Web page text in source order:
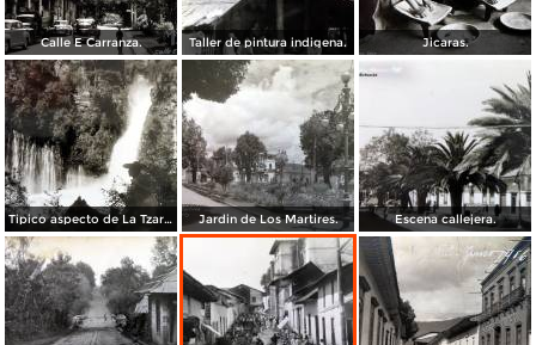
Calle E Carranza. Taller de pintura indigena. Jicaras.
Tipico aspecto de La Tzaracua. Jardin de Los Martires. Escena callejera.